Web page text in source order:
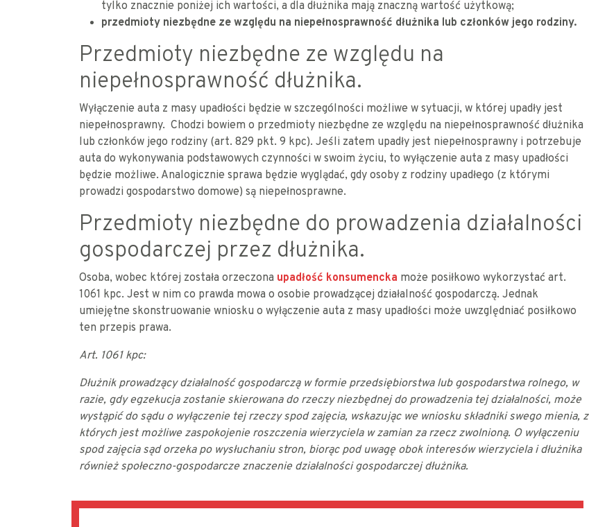
tylko znacznie poniżej ich wartości, a dla dłużnika mają znaczną wartość użytkową;
przedmioty niezbędne ze względu na niepełnosprawność dłużnika lub członków jego rodziny.
Przedmioty niezbędne ze względu na
niepełnosprawność dłużnika.
Wyłączenie auta z masy upadłości będzie w szczególności możliwe w sytuacji, w której upadły jest
niepełnosprawny. Chodzi bowiem o przedmioty niezbędne ze względu na niepełnosprawność dłużnika
lub członków jego rodziny (art. 829 pkt. 9 kpc). Jeśli zatem upadły jest niepełnosprawny i potrzebuje
auta do wykonywania podstawowych czynności w swoim życiu, to wyłączenie auta z masy upadłości
będzie możliwe. Analogicznie sprawa będzie wyglądać, gdy osoby z rodziny upadłego (z którymi
prowadzi gospodarstwo domowe) są niepełnosprawne.
Przedmioty niezbędne do prowadzenia działalności
gospodarczej przez dłużnika.
Osoba, wobec której została orzeczona upadłość konsumencka może posiłkowo wykorzystać art.
1061 kpc. Jest w nim co prawda mowa o osobie prowadzącej działalność gospodarczą. Jednak
umiejętne skonstruowanie wniosku o wyłączenie auta z masy upadłości może uwzględniać posiłkowo
ten przepis prawa.
Art. 1061 kpc:
Dłużnik prowadzący działalność gospodarczą w formie przedsiębiorstwa lub gospodarstwa rolnego, w
razie, gdy egzekucja zostanie skierowana do rzeczy niezbędnej do prowadzenia tej działalności, może
wystąpić do sądu o wyłączenie tej rzeczy spod zajęcia, wskazując we wniosku składniki swego mienia, z
których jest możliwe zaspokojenie roszczenia wierzyciela w zamian za rzecz zwolnioną. O wyłączeniu
spod zajęcia sąd orzeka po wysłuchaniu stron, biorąc pod uwagę obok interesów wierzyciela i dłużnika
również społeczno-gospodarcze znaczenie działalności gospodarczej dłużnika.